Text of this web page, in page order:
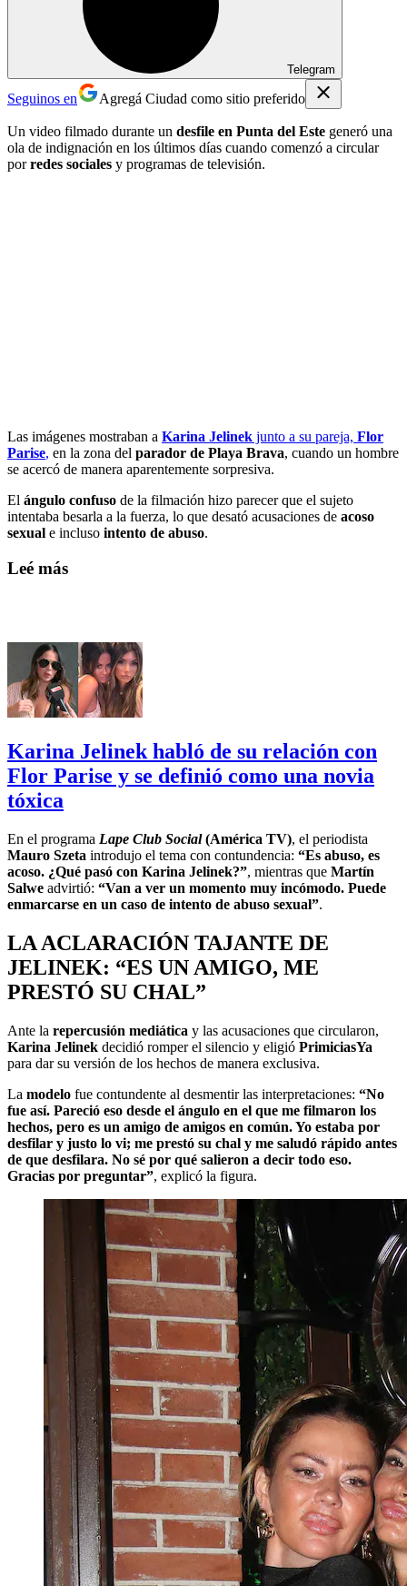
Telegram
Seguinos en Agregá Ciudad como sitio preferido
Un video filmado durante un desfile en Punta del Este generó una
ola de indignación en los últimos días cuando comenzó a circular
porredes sociales y programas de televisión.
Las imágenes mostraban a Karina Jelinek junto a su pareja, Flor
Parise, en la zona del parador de Playa Brava, cuando un hombre
se acercó de manera aparentemente sorpresiva.
El ángulo confuso de la filmación hizo parecer que el sujeto
intentaba besarla a la fuerza, lo que desató acusaciones de acoso
sexual e incluso intento de abuso.
Leé más
Karina Jelinek habló de su relación con
Flor Parise y se definió como una novia
tóxica
En el programa Lape Club Social(América TV), el periodista
Mauro Szeta introdujo el tema con contundencia: “Es abuso, es
acoso. ¿Qué pasó con Karina Jelinek?”, mientras que Martín
Salwe advirtió: “Van a ver un momento muy incómodo. Puede
enmarcarse en un caso de intento de abuso sexual”.
LA ACLARACIÓN TAJANTE DE
JELINEK: “ES UN AMIGO, ME
PRESTÓ SU CHAL”
Ante la repercusión mediática y las acusaciones que circularon,
Karina Jelinek decidió romper el silencio y eligió PrimiciasYa
para dar su versión de los hechos de manera exclusiva.
La modelo fue contundente al desmentir las interpretaciones: “No
fue así. Pareció eso desde el ángulo en el que me filmaron los
hechos, pero es un amigo de amigos en común. Yo estaba por
desfilar y justo lo vi; me prestó su chal y me saludó rápido antes
de que desfilara. No sé por qué salieron a decir todo eso.
Gracias por preguntar”, explicó la figura.